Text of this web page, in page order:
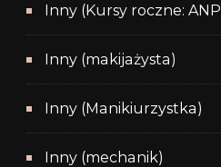
Inny (Kursy roczne: ANP
Inny (makijażysta)
Inny (Manikiurzystka)
Inny (mechanik)